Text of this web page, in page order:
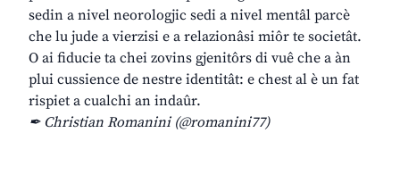
sedin a nivel neorologjic sedi a nivel mentâl parcè
che lu jude a vierzisi e a relazionâsi miôr te societât.
O ai fiducie ta chei zovins gjenitôrs di vuê che a àn
plui cussience de nestre identitât: e chest al è un fat
rispiet a cualchi an indaûr.
✒ Christian Romanini (@romanini77)